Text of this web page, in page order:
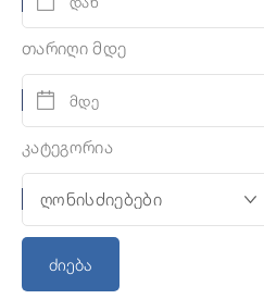
თარიღი მდე
კატეგორია
ძიება